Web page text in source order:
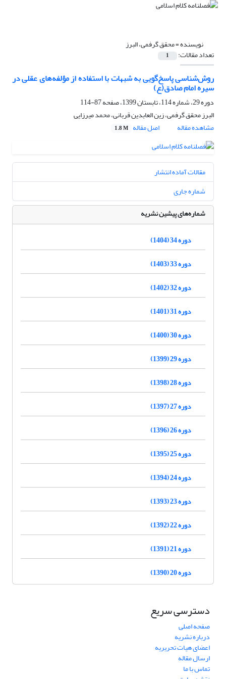
نویسنده =محقق گرفمی، البرز
تعداد مقالات: 1
روش‌شناسی پاسخ‌گویی به شبهات با استفاده از مؤلفه‌های عقلی در
سیره امام صادق(ع)
دوره 29، شماره 114، تابستان 1399، صفحه
87-114
البرز محقق گرفمی، زین العابدین قربانی، محمد میرزایی
مشاهده مقاله
اصل مقاله 1.8 M
مقالات آماده انتشار
شماره جاری
شماره‌های پیشین نشریه
دوره 34 (1404)
دوره 33 (1403)
دوره 32 (1402)
دوره 31 (1401)
دوره 30 (1400)
دوره 29 (1399)
دوره 28 (1398)
دوره 27 (1397)
دوره 26 (1396)
دوره 25 (1395)
دوره 24 (1394)
دوره 23 (1393)
دوره 22 (1392)
دوره 21 (1391)
دوره 20 (1390)
دسترسی سریع
صفحه اصلی
درباره نشریه
اعضای هیات تحریریه
ارسال مقاله
تماس با ما